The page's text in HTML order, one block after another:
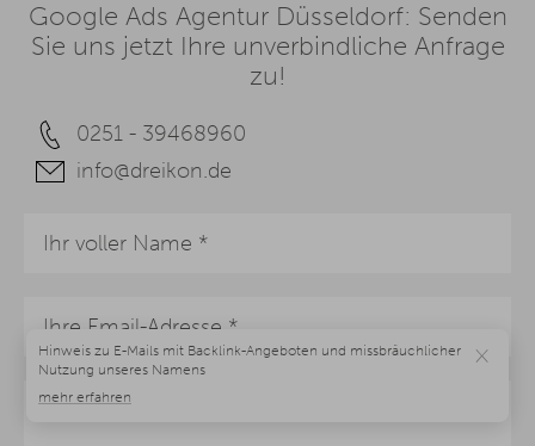
Google Ads Agentur Düsseldorf: Senden
Sie uns jetzt Ihre unverbindliche Anfrage
zu!
0251 - 39468960
info@dreikon.de
×